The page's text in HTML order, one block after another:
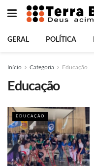
GERAL POLÍTICA
Início Categoria Educação
Educação
EDUCAÇÃO